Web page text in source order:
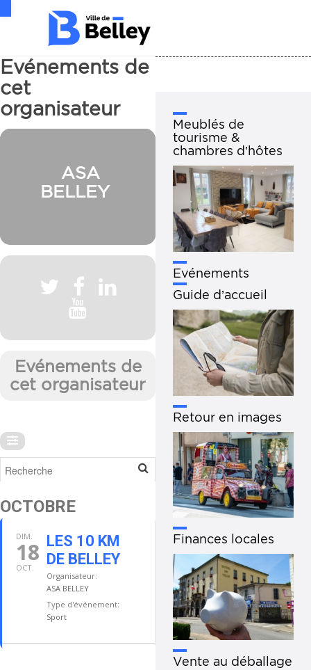
Evénements de
cet
organisateur
ASA
BELLEY
Evénements de
cet organisateur
OCTOBRE
DIM.
18
OCT.
LES 10 KM
DE BELLEY
Organisateur:
ASA BELLEY
Type d'événement:
Sport
Meublés de
tourisme &
chambres d’hôtes
Evénements
Guide d’accueil
Retour en images
Finances locales
Vente au déballage